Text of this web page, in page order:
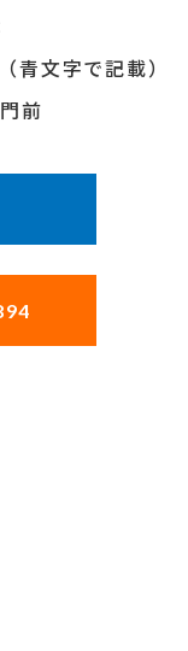
文字で記載）
前